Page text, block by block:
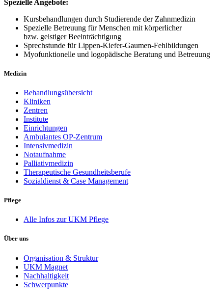
Spezielle Angebote:
Kursbehandlungen durch Studierende der Zahnmedizin
Spezielle Betreuung für Menschen mit körperlicher
bzw. geistiger Beeinträchtigung
Sprechstunde für Lippen-Kiefer-Gaumen-Fehlbildungen
Myofunktionelle und logopädische Beratung und Betreuung
Medizin
Behandlungsübersicht
Kliniken
Zentren
Institute
Einrichtungen
Ambulantes OP-Zentrum
Intensivmedizin
Notaufnahme
Palliativmedizin
Therapeutische Gesundheitsberufe
Sozialdienst & Case Management
Pflege
Alle Infos zur UKM Pflege
Über uns
Organisation & Struktur
UKM Magnet
Nachhaltigkeit
Schwerpunkte